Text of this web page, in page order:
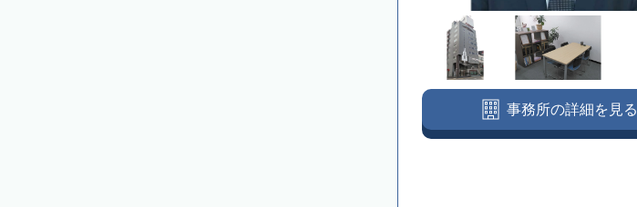
川上郡弟子屈町
標津郡標津町 目梨郡羅臼町
事務所の詳細を見る